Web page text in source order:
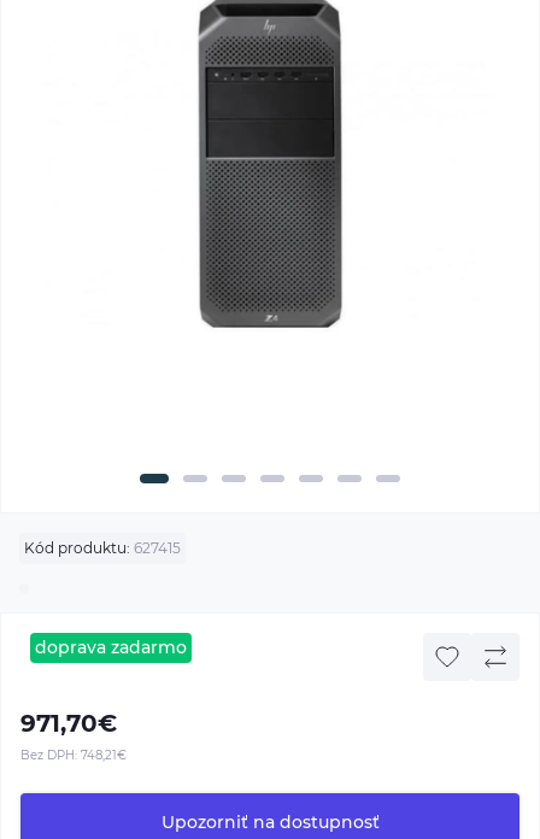
Kód produktu: 627415
doprava zadarmo
971,70€
Bez DPH: 748,21€
Upozorniť na dostupnosť